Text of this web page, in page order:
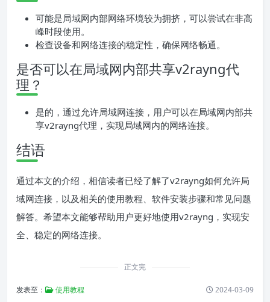
可能是局域网内部网络环境较为拥挤，可以尝试在非高
峰时段使用。
检查设备和网络连接的稳定性，确保网络畅通。
是否可以在局域网内部共享v2rayng代
理？
是的，通过允许局域网连接，用户可以在局域网内部共
享v2rayng代理，实现局域网内的网络连接。
结语
通过本文的介绍，相信读者已经了解了v2rayng如何允许局
域网连接，以及相关的使用教程、软件安装步骤和常见问题
解答。希望本文能够帮助用户更好地使用v2rayng，实现安
全、稳定的网络连接。
正文完
发表至： 使用教程 2024-03-09